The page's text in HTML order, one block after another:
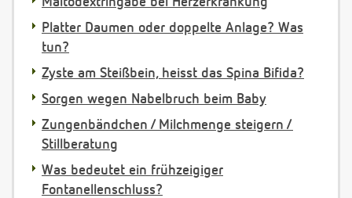
Platter Daumen oder doppelte Anlage? Was
tun?
Zyste am Steißbein, heisst das Spina Bifida?
Sorgen wegen Nabelbruch beim Baby
Zungenbändchen / Milchmenge steigern /
Stillberatung
Was bedeutet ein frühzeigiger
Fontanellenschluss?